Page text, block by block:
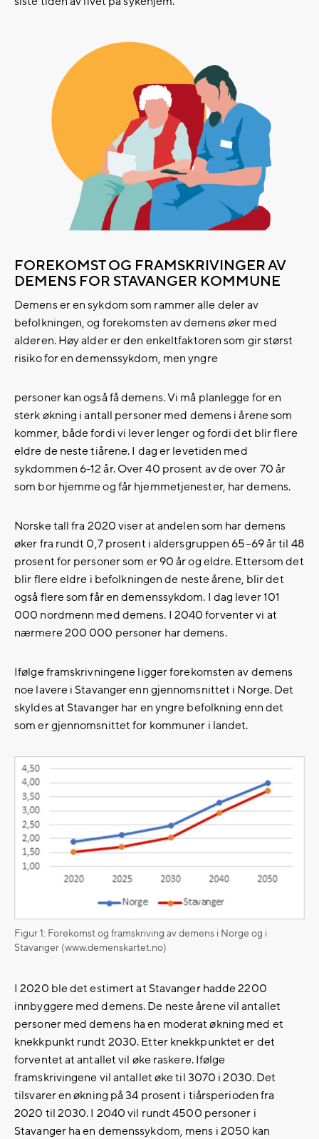
FOREKOMST OG FRAMSKRIVINGER AV
DEMENS FOR STAVANGER KOMMUNE
Demens er en sykdom som rammer alle deler av
befolkningen, og forekomsten av demens øker med
alderen. Høy alder er den enkeltfaktoren som gir størst
risiko for en demenssykdom, men yngre
personer kan også få demens. Vi må planlegge for en
sterk økning i antall personer med demens i årene som
kommer, både fordi vi lever lenger og fordi det blir flere
eldre de neste tiårene. I dag er levetiden med
sykdommen 6-12 år. Over 40 prosent av de over 70 år
som bor hjemme og får hjemmetjenester, har demens.
Norske tall fra 2020 viser at andelen som har demens
øker fra rundt 0,7 prosent i aldersgruppen 65–69 år til 48
prosent for personer som er 90 år og eldre. Ettersom det
blir flere eldre i befolkningen de neste årene, blir det
også flere som får en demenssykdom. I dag lever 101
000 nordmenn med demens. I 2040 forventer vi at
nærmere 200 000 personer har demens.
Ifølge framskrivningene ligger forekomsten av demens
noe lavere i Stavanger enn gjennomsnittet i Norge. Det
skyldes at Stavanger har en yngre befolkning enn det
som er gjennomsnittet for kommuner i landet.
Figur 1: Forekomst og framskriving av demens i Norge og i
Stavanger (www.demenskartet.no)
I 2020 ble det estimert at Stavanger hadde 2200
innbyggere med demens. De neste årene vil antallet
personer med demens ha en moderat økning med et
knekkpunkt rundt 2030. Etter knekkpunktet er det
forventet at antallet vil øke raskere. Ifølge
framskrivingene vil antallet øke til 3070 i 2030. Det
tilsvarer en økning på 34 prosent i tiårsperioden fra
2020 til 2030. I 2040 vil rundt 4500 personer i
Stavanger ha en demenssykdom, mens i 2050 kan